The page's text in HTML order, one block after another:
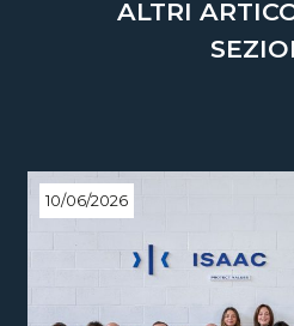
ALTRI
10/06/2026